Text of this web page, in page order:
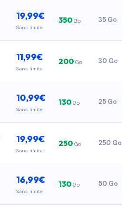
19,99€
Sans limite
350Go 35 Go
11,99€
Sans limite
200Go 30 Go
10,99€
Sans limite
130Go 25 Go
19,99€
Sans limite
250Go 250 Go
16,99€
Sans limite
130Go 50 Go